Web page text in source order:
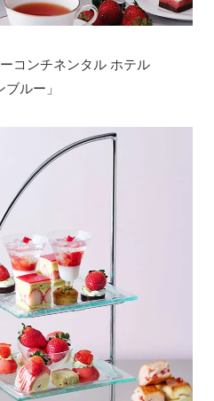
コンチネンタル ホテル
ルー」